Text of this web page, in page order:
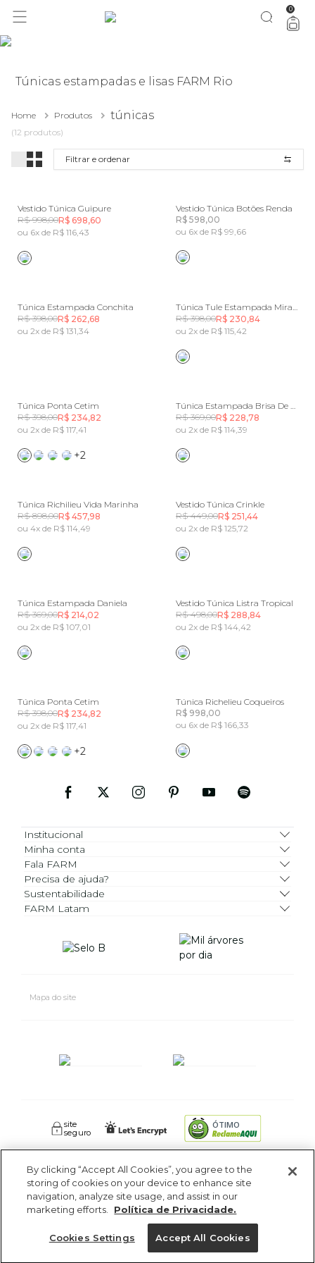
Ajuda?
você merece 30% OFF pra comemorar com a gente aproveita! 0
Túnicas estampadas e lisas FARM Rio
Home Produtos túnicas
(12 produtos)
Filtrar e ordenar
Vestido Túnica Guipure
R$ 998,00R$ 698,60
ou 6x de R$ 116,43
Vestido Túnica Botões Renda
R$ 598,00
ou 6x de R$ 99,66
Túnica Estampada Conchita
R$ 398,00R$ 262,68
ou 2x de R$ 131,34
Túnica Tule Estampada Mirante
R$ 398,00R$ 230,84
ou 2x de R$ 115,42
Túnica Ponta Cetim
R$ 398,00R$ 234,82
ou 2x de R$ 117,41
+2
Túnica Estampada Brisa De Rio
R$ 369,00R$ 228,78
ou 2x de R$ 114,39
Túnica Richilieu Vida Marinha
R$ 898,00R$ 457,98
ou 4x de R$ 114,49
Vestido Túnica Crinkle
R$ 449,00R$ 251,44
ou 2x de R$ 125,72
Túnica Estampada Daniela
R$ 369,00R$ 214,02
ou 2x de R$ 107,01
Vestido Túnica Listra Tropical
R$ 498,00R$ 288,84
ou 2x de R$ 144,42
Túnica Ponta Cetim
R$ 398,00R$ 234,82
ou 2x de R$ 117,41
+2
Túnica Richelieu Coqueiros
R$ 998,00
ou 6x de R$ 166,33
Institucional
Minha conta
Fala FARM
Precisa de ajuda?
Sustentabilidade
FARM Latam
FARM RIO CIDADE MARAVILHOSA INDUSTRIA E COMERCIO DE
ROUPAS SA. - Av Coronel Phidias Tavora 360, Blc 1 Armazém 1 -
Pavuna - Rio de Janeiro - RJ - CEP: 21535-510. CNPJ: 09.611.669/0005-18
Mapa do site
site
seguro
ÓTIMO
By clicking “Accept All Cookies”, you agree to the
storing of cookies on your device to enhance site
navigation, analyze site usage, and assist in our
marketing efforts.
Política de Privacidade.
Cookies Settings Accept All Cookies